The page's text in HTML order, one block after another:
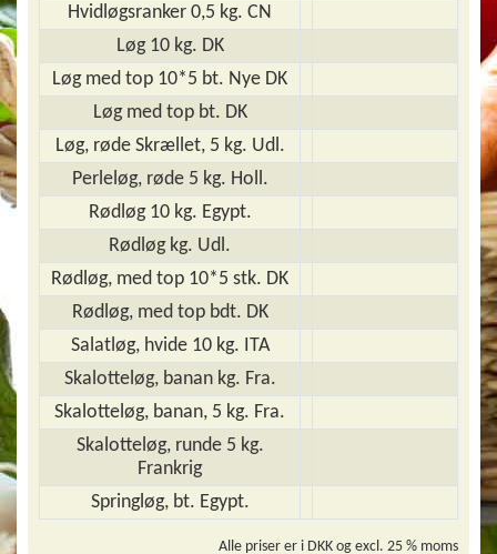
Hvidløgsranker 0,5 kg. CN
Løg 10 kg. DK
Løg med top 10*5 bt. Nye DK
Løg med top bt. DK
Løg, røde Skrællet, 5 kg. Udl.
Perleløg, røde 5 kg. Holl.
Rødløg 10 kg. Egypt.
Rødløg kg. Udl.
Rødløg, med top 10*5 stk. DK
Rødløg, med top bdt. DK
Salatløg, hvide 10 kg. ITA
Skalotteløg, banan kg. Fra.
Skalotteløg, banan, 5 kg. Fra.
Skalotteløg, runde 5 kg.
Frankrig
Springløg, bt. Egypt.
Alle priser er i DKK og excl. 25 % moms